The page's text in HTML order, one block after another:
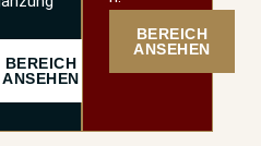
BEREICH
ANSEHEN
BEREICH
ANSEHEN